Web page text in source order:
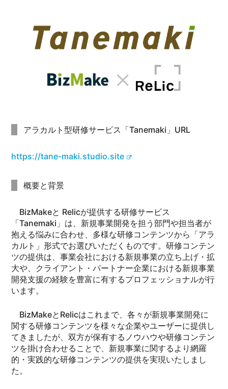
アラカルト型研修サービス「Tanemaki」URL
https://tane-maki.studio.site
概要と背景
BizMakeと Relicが提供する研修サービス
「Tanemaki」は、新規事業開発を担う部門や担当者が
抱える悩みに合わせ、多様な研修コンテンツから「アラ
カルト」形式でお選びいただくものです。研修コンテン
ツの提供は、事業会社における新規事業の立ち上げ・拡
大や、クライアント・パートナー企業における新規事業
開発支援の経験を豊富に有するプロフェッショナルが行
います。
BizMakeとRelicはこれまで、各々が新規事業開発に
関する研修コンテンツを様々な企業やユーザーに提供し
てきましたが、双方が保有するノウハウや研修コンテン
ツを掛け合わせることで、新規事業に関するより網羅
的・実践的な研修コンテンツの提供を実現いたしまし
た。